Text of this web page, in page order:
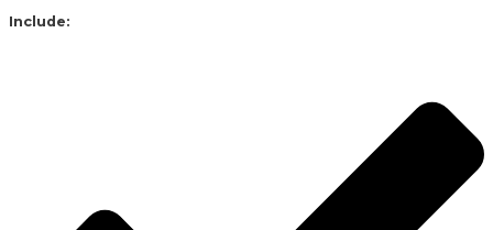
Include: